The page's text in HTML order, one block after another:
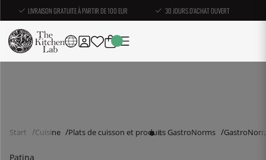
LIVRAISON GRATUITE À PARTIR DE 100 EUR 30 JOURS D'ACHAT OUVERT
Start Cuisine Plats de cuisson et produits GastroNorms
Patina